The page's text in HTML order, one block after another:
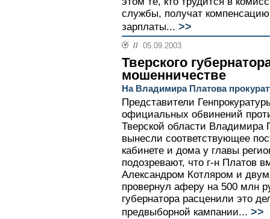
службы, получат
зарплаты... >>
// 05.09.2003
Тверского
мошенничестве
На Владимира Платова
Представители
официальных обвинений
Тверской области Владимира
вынесли соответствующее
кабинете и дома у главы
подозревают, что г-н Платов
Александром Котляром и
провернул аферу на 500 млн
губернатора расценили это
предвыборной кампании... >>